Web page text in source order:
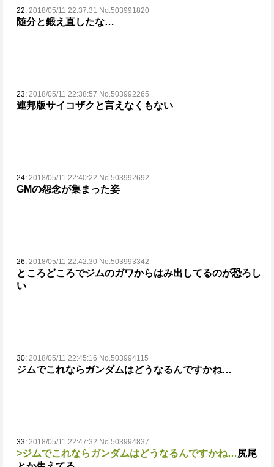
22: 2018/05/11 22:37:31 No.503991820
随分と鍛え直したな…
23: 2018/05/11 22:38:57 No.503992265
連邦版サイコザクと言えなくもない
24: 2018/05/11 22:40:22 No.503992692
GMの怨念が集まった姿
26: 2018/05/11 22:42:30 No.503993342
ところどころでジムのガワからはみ出してるのが恐ろし
い
30: 2018/05/11 22:45:16 No.503994115
ジムでこれならガンダムはどうなるんですかね…
33: 2018/05/11 22:47:32 No.503994837
>ジムでこれならガンダムはどうなるんですかね…尻尾